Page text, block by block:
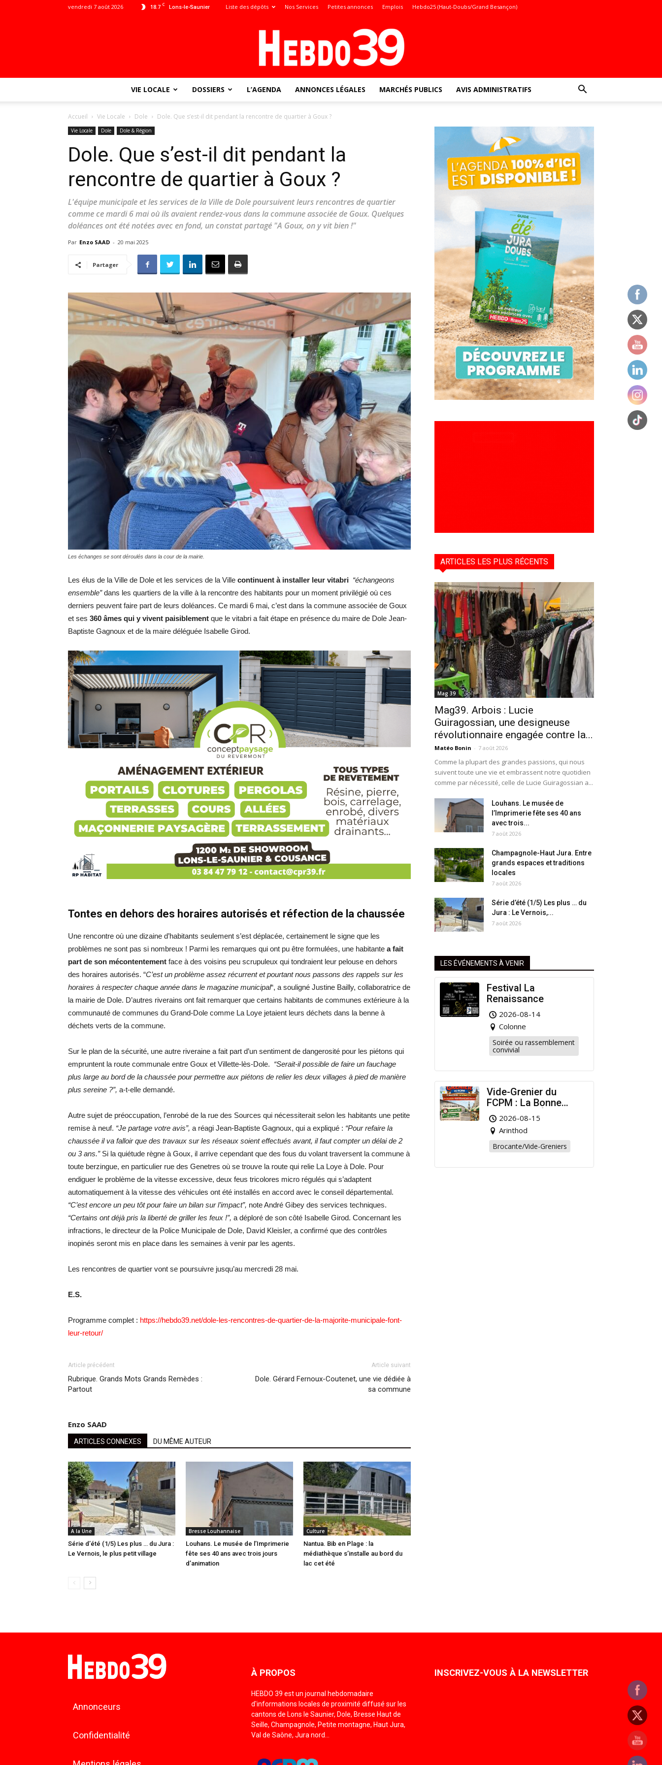
18.7 C Lons-le-Saunier
vendredi 7 août 2026 Liste des dépôts Nos Services Petites annonces Emplois Hebdo25 (Haut-Doubs/Grand Besançon)
toute
l'info
locale
–
Hebdo39
VIE LOCALE DOSSIERS L’AGENDA ANNONCES LÉGALES MARCHÉS PUBLICS AVIS ADMINISTRATIFS
Accueil Vie Locale Dole Dole. Que s’est-il dit pendant la rencontre de quartier à Goux ?
Vie Locale Dole Dole & Région
Dole. Que s’est-il dit pendant la
rencontre de quartier à Goux ?
L'équipe municipale et les services de la Ville de Dole poursuivent leurs rencontres de quartier
comme ce mardi 6 mai où ils avaient rendez-vous dans la commune associée de Goux. Quelques
doléances ont été notées avec en fond, un constat partagé "A Goux, on y vit bien !"
Par Enzo SAAD - 20 mai 2025
Partager
Les échanges se sont déroulés dans la cour de la mairie.
Les élus de la Ville de Dole et les services de la Ville continuent à installer leur vitabri “échangeons
ensemble”dans les quartiers de la ville à la rencontre des habitants pour un moment privilégié où ces
derniers peuvent faire part de leurs doléances. Ce mardi 6 mai, c’est dans la commune associée de Goux
et ses 360 âmes qui y vivent paisiblement que le vitabri a fait étape en présence du maire de Dole Jean-
Baptiste Gagnoux et de la maire déléguée Isabelle Girod.
Tontes en dehors des horaires autorisés et réfection de la chaussée
Une rencontre où une dizaine d’habitants seulement s’est déplacée, certainement le signe que les
problèmes ne sont pas si nombreux ! Parmi les remarques qui ont pu être formulées, une habitante a fait
part de son mécontentement face à des voisins peu scrupuleux qui tondraient leur pelouse en dehors
des horaires autorisés. “C’est un problème assez récurrent et pourtant nous passons des rappels sur les
horaires à respecter chaque année dans le magazine municipal“, a souligné Justine Bailly, collaboratrice de
la mairie de Dole. D’autres riverains ont fait remarquer que certains habitants de communes extérieure à la
communauté de communes du Grand-Dole comme La Loye jetaient leurs déchets dans la benne à
déchets verts de la commune.
Sur le plan de la sécurité, une autre riveraine a fait part d’un sentiment de dangerosité pour les piétons qui
empruntent la route communale entre Goux et Villette-lès-Dole. “Serait-il possible de faire un fauchage
plus large au bord de la chaussée pour permettre aux piétons de relier les deux villages à pied de manière
plus sereine ?”, a-t-elle demandé.
Autre sujet de préoccupation, l’enrobé de la rue des Sources qui nécessiterait selon les habitants une petite
remise à neuf. “Je partage votre avis”, a réagi Jean-Baptiste Gagnoux, qui a expliqué : “Pour refaire la
chaussée il va falloir que des travaux sur les réseaux soient effectués avant, il faut compter un délai de 2
ou 3 ans.”Si la quiétude règne à Goux, il arrive cependant que des fous du volant traversent la commune à
toute berzingue, en particulier rue des Genetres où se trouve la route qui relie La Loye à Dole. Pour
endiguer le problème de la vitesse excessive, deux feus tricolores micro régulés qui s’adaptent
automatiquement à la vitesse des véhicules ont été installés en accord avec le conseil départemental.
“C’est encore un peu tôt pour faire un bilan sur l’impact”, note André Gibey des services techniques.
“Certains ont déjà pris la liberté de griller les feux !”, a déploré de son côté Isabelle Girod. Concernant les
infractions, le directeur de la Police Municipale de Dole, David Kleisler, a confirmé que des contrôles
inopinés seront mis en place dans les semaines à venir par les agents.
Les rencontres de quartier vont se poursuivre jusqu’au mercredi 28 mai.
E.S.
Programme complet : https://hebdo39.net/dole-les-rencontres-de-quartier-de-la-majorite-municipale-font-
leur-retour/
Article précédent
Rubrique. Grands Mots Grands Remèdes :
Partout
Article suivant
Dole. Gérard Fernoux-Coutenet, une vie dédiée à
sa commune
Enzo SAAD
ARTICLES CONNEXES DU MÊME AUTEUR
A la Une
Série d’été (1/5) Les plus … du Jura :
Le Vernois, le plus petit village
Bresse Louhannaise
Louhans. Le musée de l’Imprimerie
fête ses 40 ans avec trois jours
d’animation
Culture
Nantua. Bib en Plage : la
médiathèque s’installe au bord du
lac cet été
ARTICLES LES PLUS RÉCENTS
Mag 39
Mag39. Arbois : Lucie
Guiragossian, une designeuse
révolutionnaire engagée contre la...
Matéo Bonin - 7 août 2026
Comme la plupart des grandes passions, qui nous
suivent toute une vie et embrassent notre quotidien
comme par nécessité, celle de Lucie Guiragossian a...
Louhans. Le musée de
l’Imprimerie fête ses 40 ans
avec trois...
7 août 2026
Champagnole-Haut Jura. Entre
grands espaces et traditions
locales
7 août 2026
Série d’été (1/5) Les plus … du
Jura : Le Vernois,...
7 août 2026
LES ÉVÉNEMENTS À VENIR
Festival La
Renaissance
2026-08-14
Colonne
Soirée ou rassemblement
convivial
Vide-Grenier du
FCPM : La Bonne
Affaire de l’Été à
Arinthod !
2026-08-15
Arinthod
Brocante/Vide-Greniers